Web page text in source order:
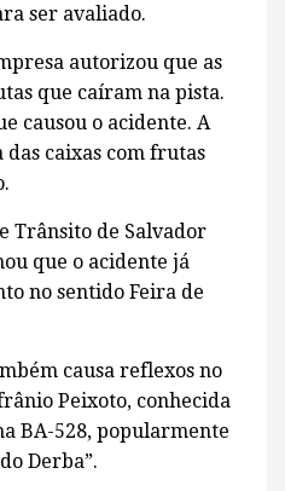
ser avaliado.
autorizou que as
que caíram na pista.
causou o acidente. A
das caixas com frutas
Trânsito de Salvador
que o acidente já
no sentido Feira de
causa reflexos no
Peixoto, conhecida
BA-528, popularmente
Derba”.